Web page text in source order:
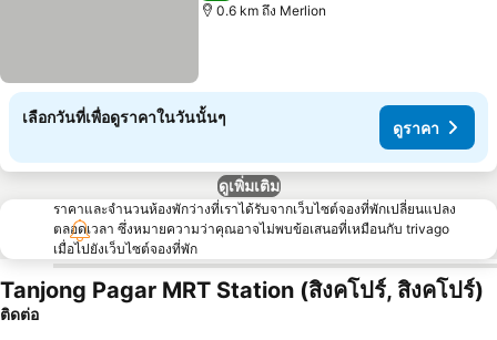
0.6 km ถึง Merlion
เลือกวันที่เพื่อดูราคาในวันนั้นๆ
ดูราคา
ดูเพิ่มเติม
ราคาและจำนวนห้องพักว่างที่เราได้รับจากเว็บไซต์จองที่พักเปลี่ยนแปลง
ตลอดเวลา ซึ่งหมายความว่าคุณอาจไม่พบข้อเสนอที่เหมือนกับ trivago
เมื่อไปยังเว็บไซต์จองที่พัก
Tanjong Pagar MRT Station (สิงคโปร์, สิงคโปร์)
ติดต่อ